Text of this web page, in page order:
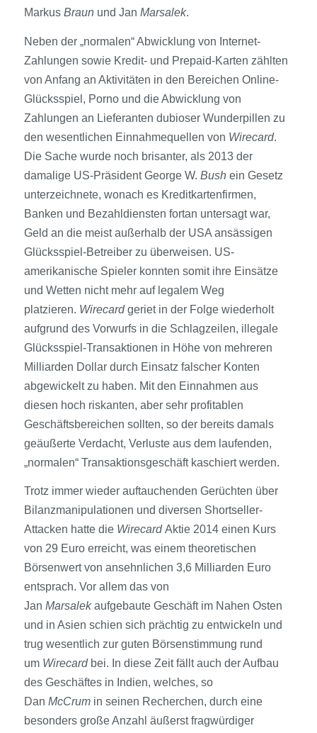
Markus Braunund Jan Marsalek.
Neben der „normalen“ Abwicklung von Internet-
Zahlungen sowie Kredit- und Prepaid-Karten zählten
von Anfang an Aktivitäten in den Bereichen Online-
Glücksspiel, Porno und die Abwicklung von
Zahlungen an Lieferanten dubioser Wunderpillen zu
den wesentlichen Einnahmequellen von Wirecard.
Die Sache wurde noch brisanter, als 2013 der
damalige US-Präsident George W. Bushein Gesetz
unterzeichnete, wonach es Kreditk­artenfirmen,
Banken und Bezahl­diensten fortan untersagt war,
Geld an die meist außerhalb der USA ansässigen
Glücksspiel-Betreiber zu überweisen. US-
amerikanische Spieler konnten somit ihre Einsätze
und Wetten nicht mehr auf legalem Weg
platzieren. Wirecardgeriet in der Folge wiederholt
aufgrund des Vorwurfs in die Schlagzeilen, illegale
Glücksspiel-Transaktionen in Höhe von mehreren
Milliarden Dollar durch Einsatz falscher Konten
abgewickelt zu haben. Mit den Einnahmen aus
diesen hoch riskanten, aber sehr profitablen
Geschäftsbereichen sollten, so der bereits damals
geäußerte Verdacht, Verluste aus dem laufenden,
„normalen“ Transaktions­geschäft kaschiert werden.
Trotz immer wieder auftauchenden Gerüchten über
Bilanzmanipulationen und diversen Shortseller-
Attacken hatte die WirecardAktie 2014 einen Kurs
von 29 Euro erreicht, was einem theoretischen
Börsen­wert von ansehnlichen 3,6 Milliarden Euro
entsprach. Vor allem das von
Jan Marsalekaufgebaute Geschäft im Nahen Osten
und in Asien schien sich prächtig zu entwickeln und
trug wesentlich zur guten Börsenstimmung rund
um Wirecardbei. In diese Zeit fällt auch der Aufbau
des Geschäftes in Indien, welches, so
Dan McCrumin seinen Recherchen, durch eine
besonders große Anzahl äußerst fragwürdiger